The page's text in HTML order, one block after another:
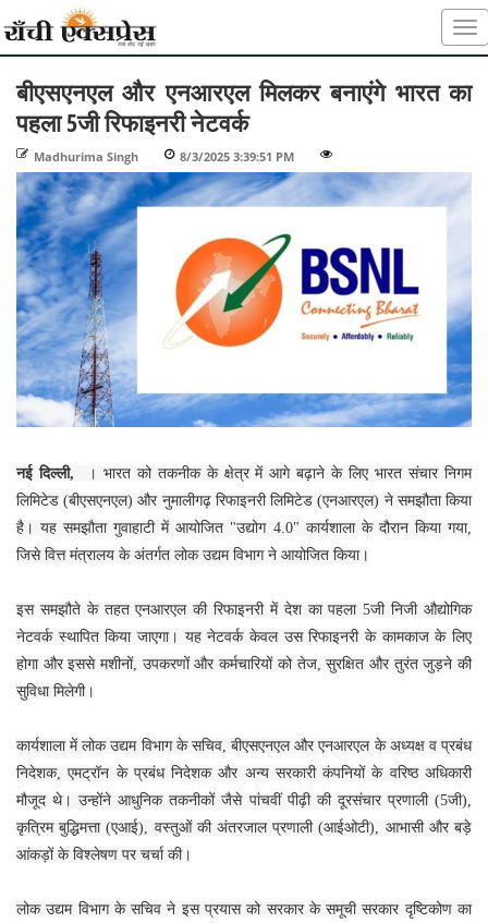
बीएसएनएल और एनआरएल मिलकर बनाएंगे भारत का
पहला 5जी रिफाइनरी नेटवर्क
Madhurima Singh 8/3/2025 3:39:51 PM
नई दिल्ली, । भारत को तकनीक के क्षेत्र में आगे बढ़ाने के लिए भारत संचार निगम
लिमिटेड (बीएसएनएल) और नुमालीगढ़ रिफाइनरी लिमिटेड (एनआरएल) ने समझौता किया
है। यह समझौता गुवाहाटी में आयोजित "उद्योग 4.0" कार्यशाला के दौरान किया गया,
जिसे वित्त मंत्रालय के अंतर्गत लोक उद्यम विभाग ने आयोजित किया।
इस समझौते के तहत एनआरएल की रिफाइनरी में देश का पहला 5जी निजी औद्योगिक
नेटवर्क स्थापित किया जाएगा। यह नेटवर्क केवल उस रिफाइनरी के कामकाज के लिए
होगा और इससे मशीनों, उपकरणों और कर्मचारियों को तेज, सुरक्षित और तुरंत जुड़ने की
सुविधा मिलेगी।
कार्यशाला में लोक उद्यम विभाग के सचिव, बीएसएनएल और एनआरएल के अध्यक्ष व प्रबंध
निदेशक, एमट्रॉन के प्रबंध निदेशक और अन्य सरकारी कंपनियों के वरिष्ठ अधिकारी
मौजूद थे। उन्होंने आधुनिक तकनीकों जैसे पांचवीं पीढ़ी की दूरसंचार प्रणाली (5जी),
कृत्रिम बुद्धिमत्ता (एआई), वस्तुओं की अंतरजाल प्रणाली (आईओटी), आभासी और बड़े
आंकड़ों के विश्लेषण पर चर्चा की।
लोक उद्यम विभाग के सचिव ने इस प्रयास को सरकार के समूची सरकार दृष्टिकोण का